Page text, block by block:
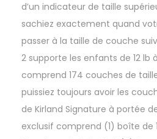
d’un indicateur de taille
sachiez exactement quand
passer à la taille de couche
2 supporte les enfants de 12 lb
comprend 174 couches de
puissiez toujours avoir les
de Kirland Signature à portée
exclusif comprend (1) boîte de